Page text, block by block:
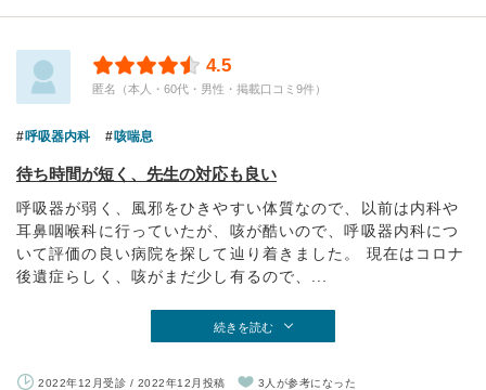
4.5
匿名（本人・60代・男性・掲載口コミ9件）
呼吸器内科 咳喘息
待ち時間が短く、先生の対応も良い
呼吸器が弱く、風邪をひきやすい体質なので、以前は内科や
耳鼻咽喉科に行っていたが、咳が酷いので、呼吸器内科につ
いて評価の良い病院を探して辿り着きました。 現在はコロナ
後遺症らしく、咳がまだ少し有るので、...
続きを読む
2022年12月受診 / 2022年12月投稿 3人が参考になった